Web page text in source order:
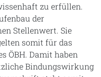
zu erfüllen.
der
Stellenwert. Sie
somit für das
ÖBH. Damit haben
Bindungswirkung